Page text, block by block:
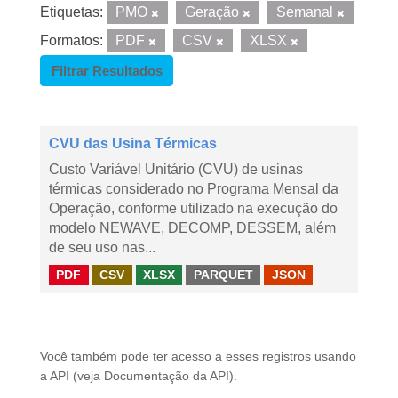
Etiquetas: PMO Geração
Semanal
Formatos:
PDF CSV
XLSX
Filtrar Resultados
CVU das Usina Térmicas
Custo Variável Unitário (CVU) de usinas
térmicas considerado no Programa Mensal da
Operação, conforme utilizado na execução do
modelo NEWAVE, DECOMP, DESSEM, além
de seu uso nas...
PDF CSV XLSX PARQUET JSON
Você também pode ter acesso a esses registros usando
a API (veja Documentação da API ).